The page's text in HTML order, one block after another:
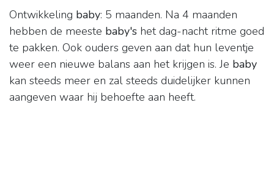
Ontwikkeling baby: 5 maanden. Na 4 maanden
hebben de meeste baby's het dag-nacht ritme goed
te pakken. Ook ouders geven aan dat hun leventje
weer een nieuwe balans aan het krijgen is. Je baby
kan steeds meer en zal steeds duidelijker kunnen
aangeven waar hij behoefte aan heeft.